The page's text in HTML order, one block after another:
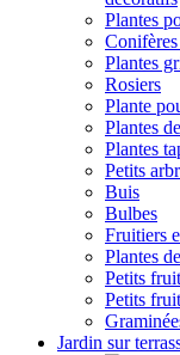
Plantes
Plantes
Rosiers
Plante
Plantes
Plantes
Petits
Buis
Bulbes
Fruitiers
Plantes
Petits
Petits
Jardin sur